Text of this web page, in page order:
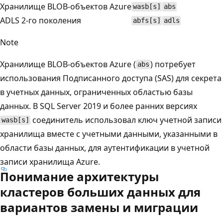
Хранилище BLOB-объектов Azurewasb[s] abs
ADLS 2-го поколения abfs[s] adls
Note
Хранилище BLOB-объектов Azure ( abs ) потребует
использования Подписанного доступа (SAS) для секрета
в учетных данных, ограниченных областью базы
данных. В SQL Server 2019 и более ранних версиях
wasb[s]
соединитель использовал ключ учетной записи
хранилища вместе с учетными данными, указанными в
области базы данных, для аутентификации в учетной
записи хранилища Azure.
Понимание архитектуры
кластеров больших данных для
вариантов замены и миграции